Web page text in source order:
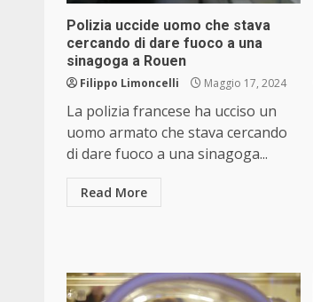
Polizia uccide uomo che stava
cercando di dare fuoco a una
sinagoga a Rouen
Filippo Limoncelli Maggio 17, 2024
La polizia francese ha ucciso un
uomo armato che stava cercando
di dare fuoco a una sinagoga...
Read More